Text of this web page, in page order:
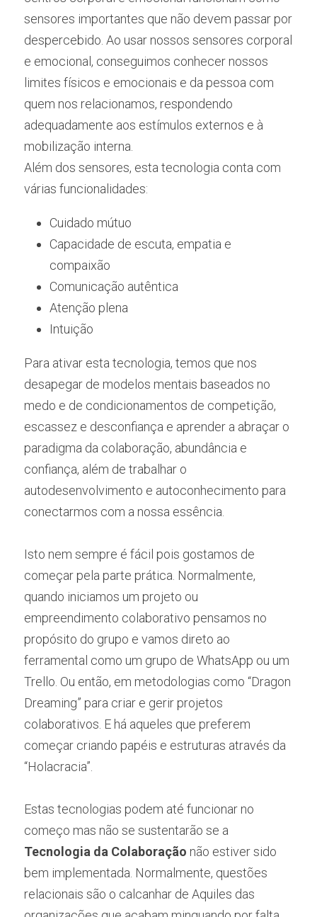
sensores importantes que não devem passar por
despercebido. Ao usar nossos sensores corporal
e emocional, conseguimos conhecer nossos
limites físicos e emocionais e da pessoa com
quem nos relacionamos, respondendo
adequadamente aos estímulos externos e à
mobilização interna.
Além dos sensores, esta tecnologia conta com
várias funcionalidades:
Cuidado mútuo
Capacidade de escuta, empatia e
compaixão
Comunicação autêntica
Atenção plena
Intuição
Para ativar esta tecnologia, temos que nos
desapegar de modelos mentais baseados no
medo e de condicionamentos de competição,
escassez e desconfiança e aprender a abraçar o
paradigma da colaboração, abundância e
confiança, além de trabalhar o
autodesenvolvimento e autoconhecimento para
conectarmos com a nossa essência.
Isto nem sempre é fácil pois gostamos de
começar pela parte prática. Normalmente,
quando iniciamos um projeto ou
empreendimento colaborativo pensamos no
propósito do grupo e vamos direto ao
ferramental como um grupo de WhatsApp ou um
Trello. Ou então, em metodologias como “Dragon
Dreaming” para criar e gerir projetos
colaborativos. E há aqueles que preferem
começar criando papéis e estruturas através da
“Holacracia”.
Estas tecnologias podem até funcionar no
Tecnologia da Colaboração não estiver sido
bem implementada. Normalmente, questões
relacionais são o calcanhar de Aquiles das